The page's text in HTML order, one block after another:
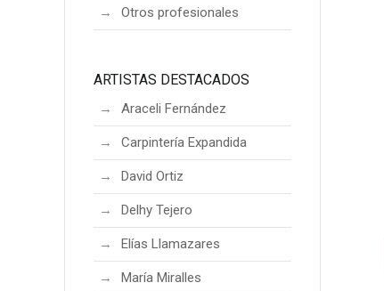
Otros profesionales
ARTISTAS DESTACADOS
Araceli Fernández
Carpintería Expandida
David Ortiz
Delhy Tejero
Elías Llamazares
María Miralles